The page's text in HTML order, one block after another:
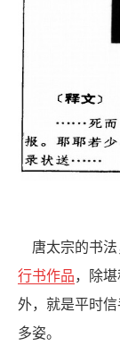
唐太宗的书法
行书作品，除
外，就是平时
多姿。